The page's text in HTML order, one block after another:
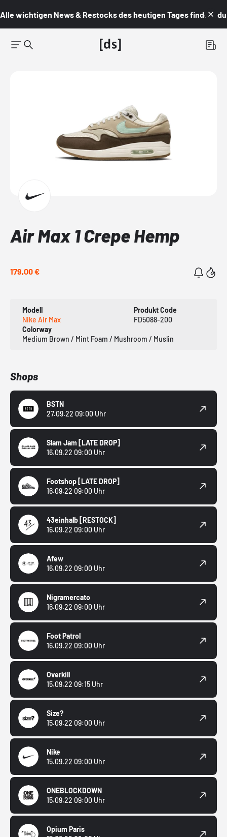
Alle wichtigen News & Restocks des heutigen Tages findest du
Air Max 1 Crepe Hemp
179,00 €
Modell
Nike Air Max
Produkt Code
FD5088-200
Colorway
Medium Brown / Mint Foam / Mushroom / Muslin
Shops
BSTN
27.09.22 09:00 Uhr
Slam Jam [LATE DROP]
16.09.22 09:00 Uhr
Footshop [LATE DROP]
16.09.22 09:00 Uhr
43einhalb [RESTOCK]
16.09.22 09:00 Uhr
Afew
16.09.22 09:00 Uhr
Nigramercato
16.09.22 09:00 Uhr
Foot Patrol
16.09.22 09:00 Uhr
Overkill
15.09.22 09:15 Uhr
Size?
15.09.22 09:00 Uhr
Nike
15.09.22 09:00 Uhr
ONEBLOCKDOWN
15.09.22 09:00 Uhr
Opium Paris